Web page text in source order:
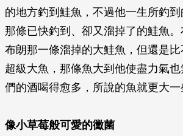
的地方釣到鮭魚，不過他一生所釣
那條已快釣到、卻又溜掉了的鮭魚
布朗那一條溜掉的大鮭魚，但還是
超級大魚，那條魚大到他使盡力氣
們的酒喝得愈多，所說的魚就更大一
像小草莓般可愛的黴菌